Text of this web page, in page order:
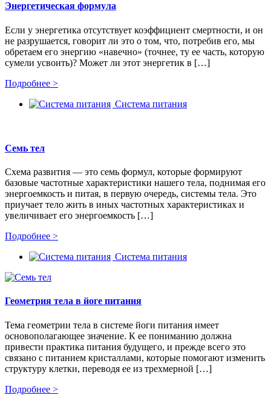
Энергетическая формула
Если у энергетика отсутствует коэффициент смертности, и он
не разрушается, говорит ли это о том, что, потребив его, мы
обретаем его энергию «навечно» (точнее, ту ее часть, которую
сумели усвоить)? Может ли этот энергетик в […]
Подробнее >
Система питания
Семь тел
Схема развития — это семь формул, которые формируют
базовые частотные характеристики нашего тела, поднимая его
энергоемкость и питая, в первую очередь, системы тела. Это
приучает тело жить в иных частотных характеристиках и
увеличивает его энергоемкость […]
Подробнее >
Система питания
Геометрия тела в йоге питания
Тема геометрии тела в системе йоги питания имеет
основополагающее значение. К ее пониманию должна
привести практика питания будущего, и прежде всего это
связано с питанием кристаллами, которые помогают изменить
структуру клетки, переводя ее из трехмерной […]
Подробнее >